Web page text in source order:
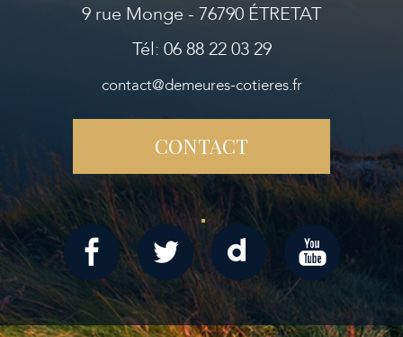
9 rue Monge - 76790 ÉTRETAT
Tél: 06 88 22 03 29
contact@demeures-cotieres.fr
CONTACT